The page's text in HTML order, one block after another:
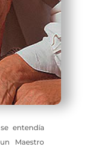
entendía
Maestro